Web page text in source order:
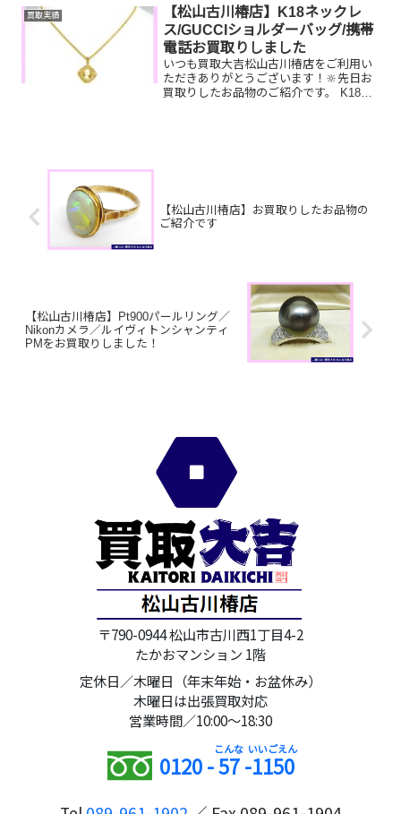
たものや、片手でお持ちいただけるもの
ならお買取りできるお品が...
買取実績
【松山古川椿店】K18ネックレ
ス/GUCCIショルダーバッグ/携帯
電話お買取りしました
いつも買取大吉松山古川椿店をご利用い
ただきありがとうございます！🔆先日お
買取りしたお品物のご紹介です。 K18ネ
【松山古川椿店】お買取りしたお品物の
ご紹介です
【松山古川椿店】Pt900パールリング／
Nikonカメラ／ルイヴィトンシャンティ
PMをお買取りしました！
〒790-0944 松山市古川西1丁目4-2
たかおマンション 1階
定休日／木曜日（年末年始・お盆休み）
木曜日は出張買取対応
営業時間／10:00～18:30
0120 -57-1150